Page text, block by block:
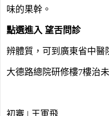
味的果幹。
點選進入 望舌問診
辨體質，可到廣東省中醫
大德路總院研修樓7樓治
初審 | 王軍飛